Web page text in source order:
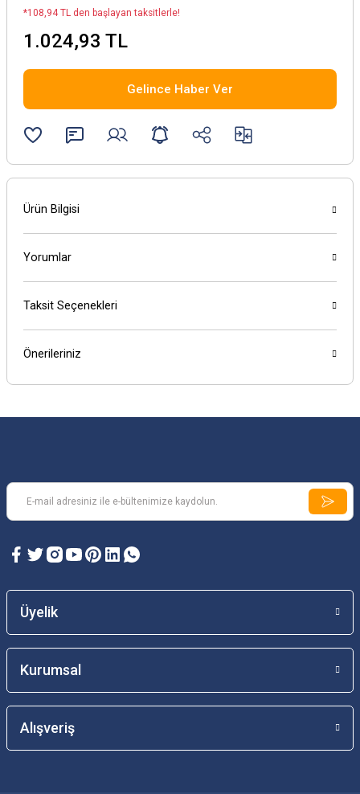
*108,94 TL den başlayan taksitlerle!
1.024,93 TL
Gelince Haber Ver
Ürün Bilgisi
Yorumlar
Taksit Seçenekleri
Önerileriniz
Üyelik
Kurumsal
Alışveriş